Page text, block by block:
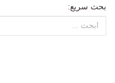
بحث سريع: